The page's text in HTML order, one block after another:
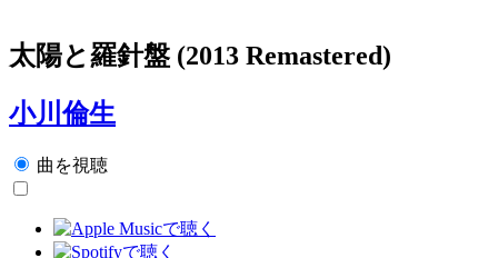
太陽と羅針盤 (2013 Remastered)
小川倫生
曲を視聴